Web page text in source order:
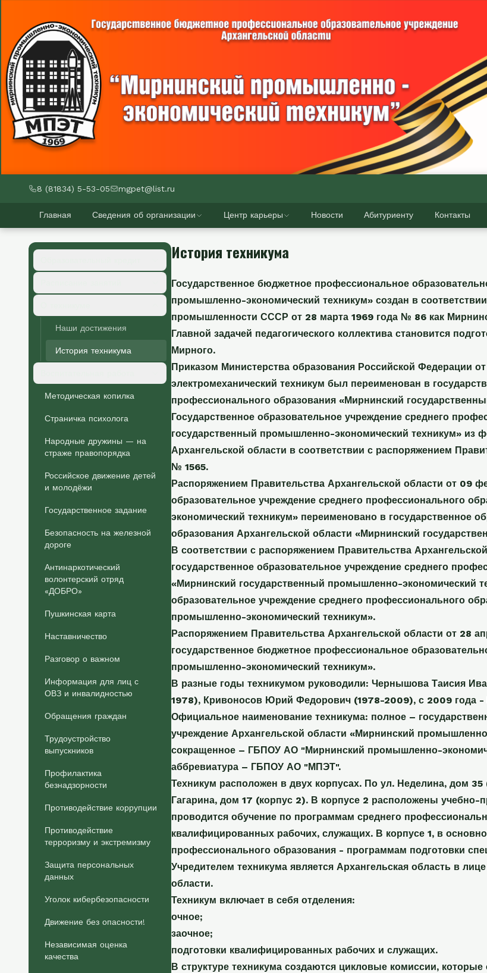
8 (81834) 5-53-05 mgpet@list.ru
Главная Сведения об организации Центр карьеры Новости Абитуриенту Контакты
Наши достижения
История техникума
Методическая копилка
Страничка психолога
Народные дружины — на
страже правопорядка
Российское движение детей
и молодёжи
Государственное задание
Безопасность на железной
дороге
Антинаркотический
волонтерский отряд
«ДОБРО»
Пушкинская карта
Наставничество
Разговор о важном
Информация для лиц с
ОВЗ и инвалидностью
Обращения граждан
Трудоустройство
выпускников
Профилактика
безнадзорности
Противодействие коррупции
Противодействие
терроризму и экстремизму
Защита персональных
данных
Уголок кибербезопасности
Движение без опасности!
Независимая оценка
качества
История техникума
Государственное бюджетное профессиональное
промышленно-экономический техникум» создан в
промышленности СССР от 28 марта 1969 года № 86 как
Главной задачей педагогического коллектива становится
Мирного.
Приказом Министерства образования Российской Федерации
электромеханический техникум был переименован в
профессионального образования «Мирнинский
Государственное образовательное учреждение среднего
государственный промышленно-экономический техникум» из
Архангельской области в соответствии с распоряжением
№ 1565.
Распоряжением Правительства Архангельской области от 09
образовательное учреждение среднего профессионального
экономический техникум» переименовано в государственное
образования Архангельской области «Мирнинский
В соответствии с распоряжением Правительства
государственное образовательное учреждение среднего
«Мирнинский государственный промышленно-экономический
образовательное учреждение среднего профессионального
промышленно-экономический техникум».
Распоряжением Правительства Архангельской области от 28
государственное бюджетное профессиональное
промышленно-экономический техникум».
В разные годы техникумом руководили: Чернышова Таисия
1978), Кривоносов Юрий Федорович (1978-2009), с 2009 года -
Официальное наименование техникума: полное –
учреждение Архангельской области «Мирнинский
сокращенное – ГБПОУ АО "Мирнинский промышленно-
аббревиатура – ГБПОУ АО "МПЭТ".
Техникум расположен в двух корпусах. По ул. Неделина, дом
Гагарина, дом 17 (корпус 2). В корпусе 2 расположены
проводится обучение по программам среднего
квалифицированных рабочих, служащих. В корпусе 1, в
профессионального образования - программам подготовки
Учредителем техникума является Архангельская область в
области.
Техникум включает в себя отделения:
очное;
заочное;
подготовки квалифицированных рабочих и служащих.
В структуре техникума создаются цикловые комиссии,